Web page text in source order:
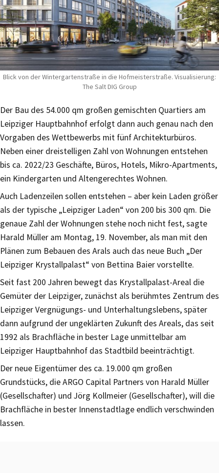
Blick von der Wintergartenstraße in die Hofmeisterstraße. Visualisierung:
The Salt DIG Group
Der Bau des 54.000 qm großen gemischten Quartiers am
Leipziger Hauptbahnhof erfolgt dann auch genau nach den
Vorgaben des Wettbewerbs mit fünf Architekturbüros.
Neben einer dreistelligen Zahl von Wohnungen entstehen
bis ca. 2022/23 Geschäfte, Büros, Hotels, Mikro-Apartments,
ein Kindergarten und Altengerechtes Wohnen.
Auch Ladenzeilen sollen entstehen – aber kein Laden größer
als der typische „Leipziger Laden“ von 200 bis 300 qm. Die
genaue Zahl der Wohnungen stehe noch nicht fest, sagte
Harald Müller am Montag, 19. November, als man mit den
Plänen zum Bebauen des Arals auch das neue Buch „Der
Leipziger Krystallpalast“ von Bettina Baier vorstellte.
Seit fast 200 Jahren bewegt das Krystallpalast-Areal die
Gemüter der Leipziger, zunächst als berühmtes Zentrum des
Leipziger Vergnügungs- und Unterhaltungslebens, später
dann aufgrund der ungeklärten Zukunft des Areals, das seit
1992 als Brachfläche in bester Lage unmittelbar am
Leipziger Hauptbahnhof das Stadtbild beeinträchtigt.
Der neue Eigentümer des ca. 19.000 qm großen
Grundstücks, die ARGO Capital Partners von Harald Müller
(Gesellschafter) und Jörg Kollmeier (Gesellschafter), will die
Brachfläche in bester Innenstadtlage endlich verschwinden
lassen.